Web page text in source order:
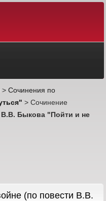
>Сочинения по
> Сочинение
В.В. Быкова "Пойти и не
(по повести В.В.